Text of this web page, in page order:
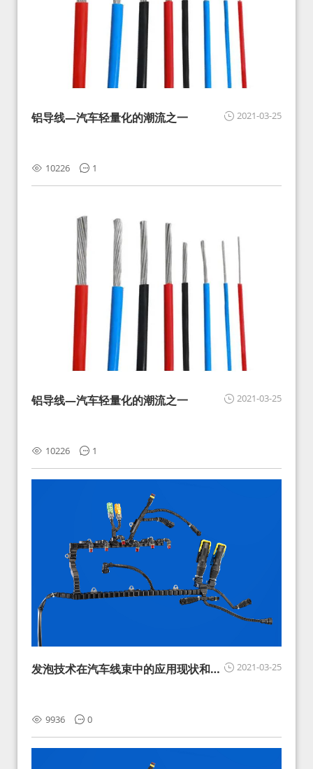
2021-03-25
铝导线—汽车轻量化的潮流之一
10226 1
2021-03-25
铝导线—汽车轻量化的潮流之一
10226 1
2021-03-25
发泡技术在汽车线束中的应用现状和展
9936 0